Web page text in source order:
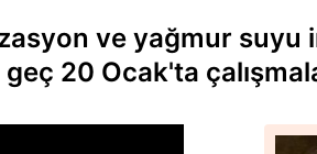
ve yağmur suyu
geç 20 Ocak'ta